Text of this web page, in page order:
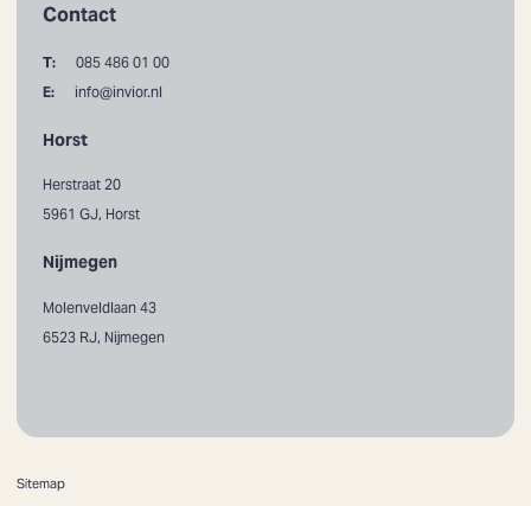
Contact
T:
085 486 01 00
E:
info@invior.nl
Horst
Herstraat 20
5961 GJ, Horst
Nijmegen
Molenveldlaan 43
6523 RJ, Nijmegen
Sitemap